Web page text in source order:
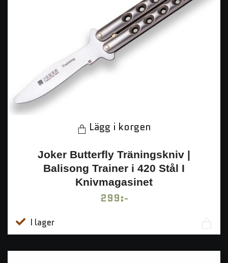
Lägg i korgen
Joker Butterfly Träningskniv |
Balisong Trainer i 420 Stål I
Knivmagasinet
299:-
I lager